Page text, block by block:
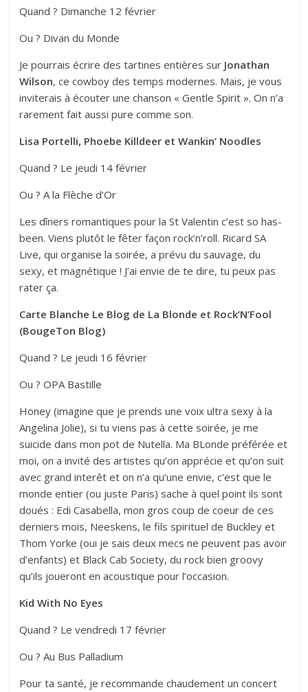
Quand ? Dimanche 12 février
Ou ? Divan du Monde
Je pourrais écrire des tartines entières sur Jonathan
Wilson, ce cowboy des temps modernes. Mais, je vous
inviterais à écouter une chanson « Gentle Spirit ». On n’a
rarement fait aussi pure comme son.
Lisa Portelli, Phoebe Killdeer et Wankin’ Noodles
Quand ? Le jeudi 14 février
Ou ? A la Flèche d’Or
Les dîners romantiques pour la St Valentin c’est so has-
been. Viens plutôt le fêter façon rock’n’roll. Ricard SA
Live, qui organise la soirée, a prévu du sauvage, du
sexy, et magnétique ! J’ai envie de te dire, tu peux pas
rater ça.
Carte Blanche Le Blog de La Blonde et Rock’N’Fool
(BougeTon Blog)
Quand ? Le jeudi 16 février
Ou ? OPA Bastille
Honey (imagine que je prends une voix ultra sexy à la
Angelina Jolie), si tu viens pas à cette soirée, je me
suicide dans mon pot de Nutella. Ma BLonde préférée et
moi, on a invité des artistes qu’on apprécie et qu’on suit
avec grand interêt et on n’a qu’une envie, c’est que le
monde entier (ou juste Paris) sache à quel point ils sont
doués : Edi Casabella, mon gros coup de coeur de ces
derniers mois, Neeskens, le fils spirituel de Buckley et
Thom Yorke (oui je sais deux mecs ne peuvent pas avoir
d’enfants) et Black Cab Society, du rock bien groovy
qu’ils joueront en acoustique pour l’occasion.
Kid With No Eyes
Quand ? Le vendredi 17 février
Ou ? Au Bus Palladium
Pour ta santé, je recommande chaudement un concert